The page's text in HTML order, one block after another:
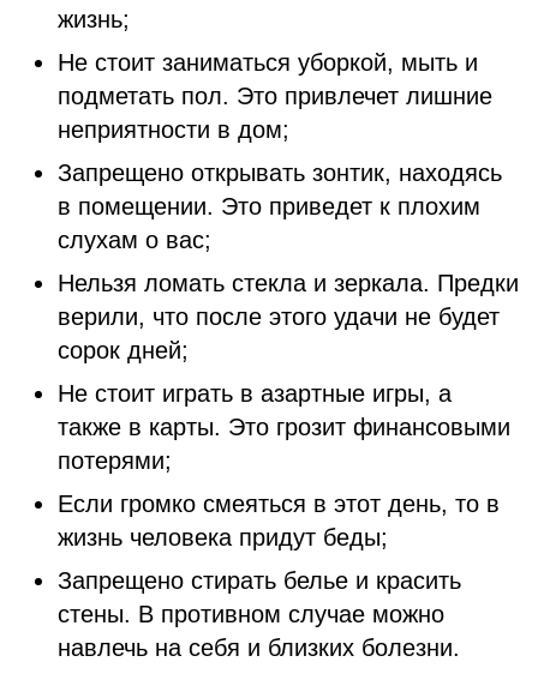
жизнь;
Не стоит заниматься уборкой, мыть и
подметать пол. Это привлечет лишние
неприятности в дом;
Запрещено открывать зонтик, находясь
в помещении. Это приведет к плохим
слухам о вас;
Нельзя ломать стекла и зеркала. Предки
верили, что после этого удачи не будет
сорок дней;
Не стоит играть в азартные игры, а
также в карты. Это грозит финансовыми
потерями;
Если громко смеяться в этот день, то в
жизнь человека придут беды;
Запрещено стирать белье и красить
стены. В противном случае можно
навлечь на себя и близких болезни.